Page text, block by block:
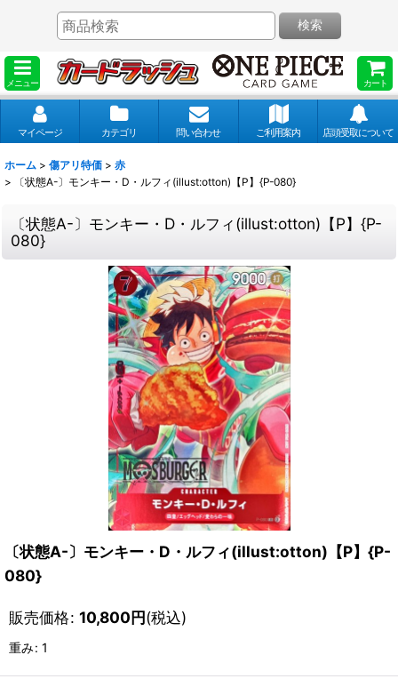
メニュー カート
検索
マイページ カテゴリ 問い合わせ ご利用案内 店頭受取について
ホーム > 傷アリ特価 > 赤
>
〔状態A-〕モンキー・D・ルフィ(illust:otton)【P】{P-080}
〔状態A-〕モンキー・D・ルフィ(illust:otton)【P】{P-
080}
〔状態A-〕モンキー・D・ルフィ(illust:otton)【P】{P-
080}
販売価格: 10,800円(税込)
重み: 1